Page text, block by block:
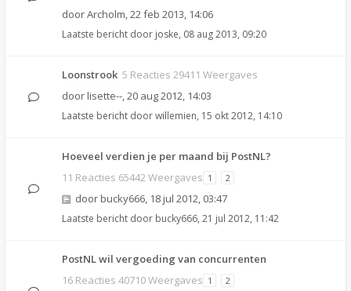
doorArcholm,22 feb 2013, 14:06
Laatste bericht door joske, 08 aug 2013, 09:20
Loonstrook 5 Reacties 29411 Weergaves
door lisette--,20 aug 2012, 14:03
Laatste bericht doorwillemien, 15 okt 2012, 14:10
Hoeveel verdien je per maand bij PostNL?
11 Reacties 65442 Weergaves 1 2
door bucky666, 18 jul 2012, 03:47
Laatste bericht door bucky666, 21 jul 2012, 11:42
PostNL wil vergoeding van concurrenten
16 Reacties 40710 Weergaves 1 2